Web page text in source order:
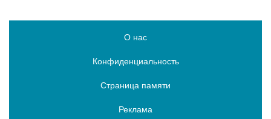
О нас
Конфиденциальность
Страница памяти
Реклама